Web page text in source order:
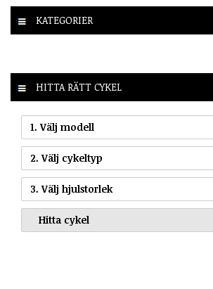
KATEGORIER
HITTA RÄTT CYKEL
1. Välj modell
2. Välj cykeltyp
3. Välj hjulstorlek